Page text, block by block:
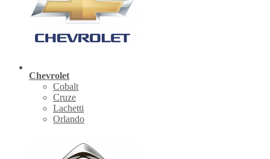
Chevrolet
Cobalt
Cruze
Lachetti
Orlando